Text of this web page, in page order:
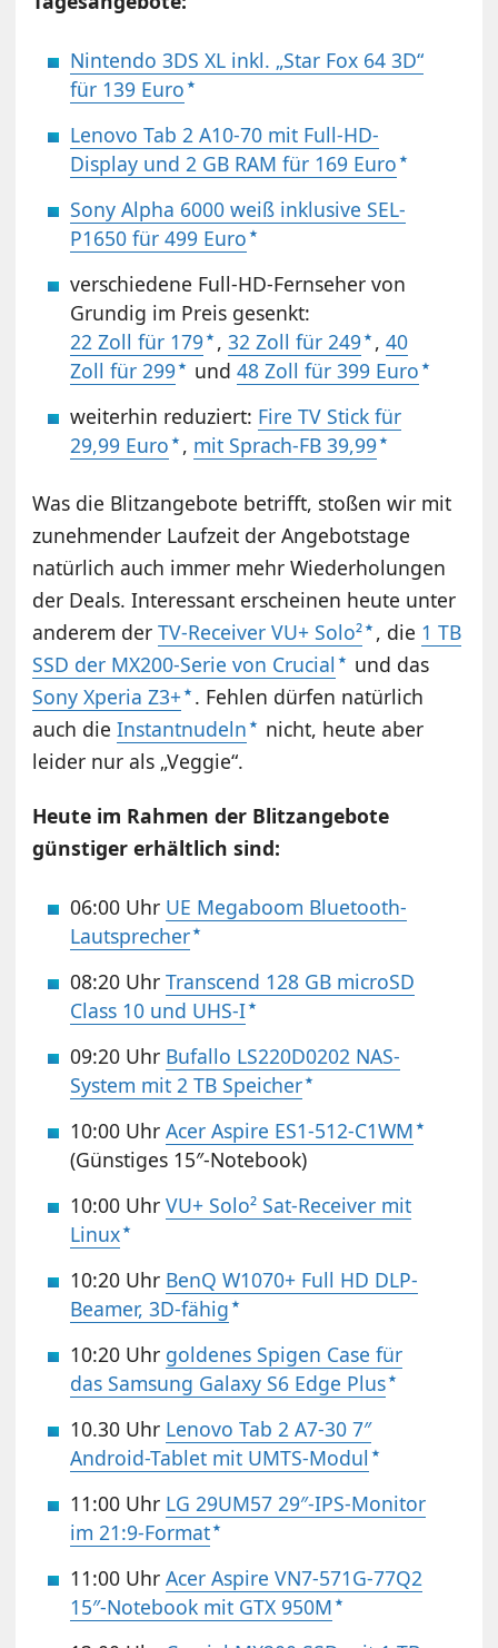
Nintendo 3DS XL inkl. „Star Fox 64 3D“
für 139 Euro
Lenovo Tab 2 A10-70 mit Full-HD-
Display und 2 GB RAM für 169 Euro
Sony Alpha 6000 weiß inklusive SEL-
P1650 für 499 Euro
verschiedene Full-HD-Fernseher von
Grundig im Preis gesenkt:
22 Zoll für 179 ,32 Zoll für 249 ,40
Zoll für 299
und48 Zoll für 399 Euro
weiterhin reduziert: Fire TV Stick für
29,99 Euro , mit Sprach-FB 39,99
Was die Blitzangebote betrifft, stoßen wir mit
zunehmender Laufzeit der Angebotstage
natürlich auch immer mehr Wiederholungen
der Deals. Interessant erscheinen heute unter
anderem derTV-Receiver VU+ Solo² , die 1 TB
SSD der MX200-Serie von Crucial
und das
Sony Xperia Z3+ . Fehlen dürfen natürlich
auch dieInstantnudeln
nicht, heute aber
leider nur als „Veggie“.
Heute im Rahmen der Blitzangebote
günstiger erhältlich sind:
06:00 Uhr UE Megaboom Bluetooth-
Lautsprecher
08:20 UhrTranscend 128 GB microSD
Class 10 und UHS-I
09:20 Uhr Bufallo LS220D0202 NAS-
System mit 2 TB Speicher
10:00 UhrAcer Aspire ES1-512-C1WM
(Günstiges 15″-Notebook)
10:00 UhrVU+ Solo² Sat-Receiver mit
Linux
10:20 Uhr BenQ W1070+ Full HD DLP-
Beamer, 3D-fähig
10:20 Uhr goldenes Spigen Case für
das Samsung Galaxy S6 Edge Plus
10.30 Uhr Lenovo Tab 2 A7-30 7″
Android-Tablet mit UMTS-Modul
11:00 Uhr LG 29UM57 29″-IPS-Monitor
im 21:9-Format
11:00 UhrAcer Aspire VN7-571G-77Q2
15″-Notebook mit GTX 950M